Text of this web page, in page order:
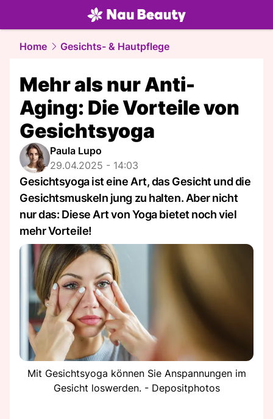
beauty.NAU.ch
Home Gesichts- & Hautpflege
Mehr als nur Anti-
Aging: Die Vorteile von
Gesichtsyoga
Paula Lupo
29.04.2025 - 14:03
Gesichtsyoga ist eine Art, das Gesicht und die
Gesichtsmuskeln jung zu halten. Aber nicht
nur das: Diese Art von Yoga bietet noch viel
mehr Vorteile!
Mit Gesichtsyoga können Sie Anspannungen im
Gesicht loswerden. - Depositphotos